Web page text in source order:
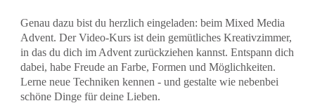
Genau dazu bist du herzlich eingeladen: beim Mixed Media
Advent. Der Video-Kurs ist dein gemütliches Kreativzimmer,
in das du dich im Advent zurückziehen kannst. Entspann dich
dabei, habe Freude an Farbe, Formen und Möglichkeiten.
Lerne neue Techniken kennen - und gestalte wie nebenbei
schöne Dinge für deine Lieben.